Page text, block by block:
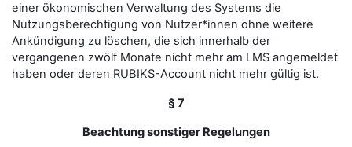
einer ökonomischen Verwaltung des Systems die
Nutzungsberechtigung von Nutzer*innen ohne weitere
Ankündigung zu löschen, die sich innerhalb der
vergangenen zwölf Monate nicht mehr am LMS angemeldet
haben oder deren RUBIKS-Account nicht mehr gültig ist.
§ 7
Beachtung sonstiger Regelungen